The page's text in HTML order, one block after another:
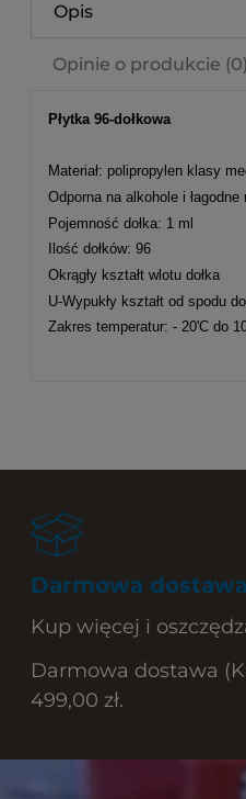
Opis
Opinie o produkcie (0)
Płytka 96-dołkowa
Materiał: polipropylen klasy
Odporna na alkohole i
Pojemność dołka: 1 ml
Ilość dołków: 96
Okrągły kształt wlotu dołka
U-Wypukły kształt od spodu
Zakres temperatur: - 20'C do
Darmowa dostawa
Kup więcej i
Darmowa dostawa
499,00 zł.